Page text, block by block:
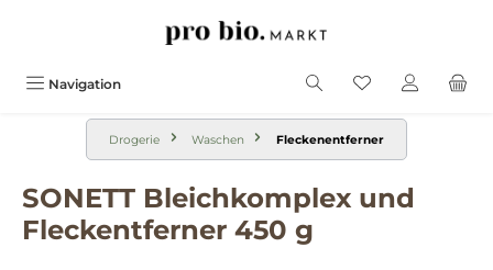
Navigation
Drogerie Waschen Fleckenentferner
SONETT Bleichkomplex und
Fleckentferner 450 g